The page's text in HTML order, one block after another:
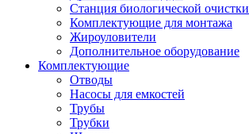
Станция биологической очистки
Комплектующие для монтажа
Жироуловители
Дополнительное оборудование
Комплектующие
Отводы
Насосы для емкостей
Трубы
Трубки